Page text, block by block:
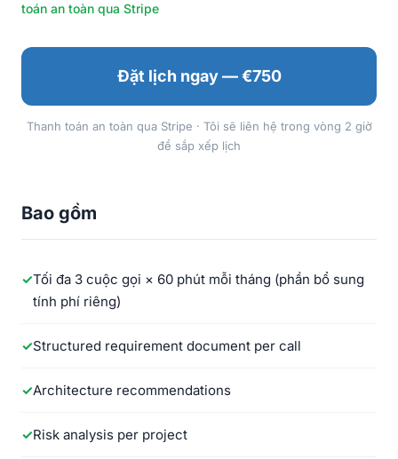
toán an toàn qua Stripe
Đặt lịch ngay — €750
Thanh toán an toàn qua Stripe · Tôi sẽ liên hệ trong vòng 2 giờ
để sắp xếp lịch
Bao gồm
Tối đa 3 cuộc gọi × 60 phút mỗi tháng (phần bổ sung
tính phí riêng)
Structured requirement document per call
Architecture recommendations
Risk analysis per project